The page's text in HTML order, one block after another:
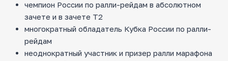
чемпион России по ралли-рейдам в абсолютном
зачете и в зачете Т2
многократный обладатель Кубка России по ралли-
рейдам
неоднократный участник и призер ралли марафона